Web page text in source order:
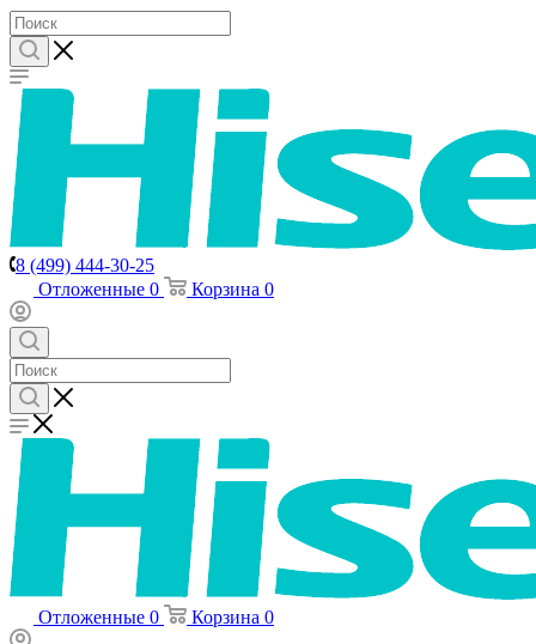
8 (499) 444-30-25
Отложенные 0 Корзина 0
Отложенные 0 Корзина 0